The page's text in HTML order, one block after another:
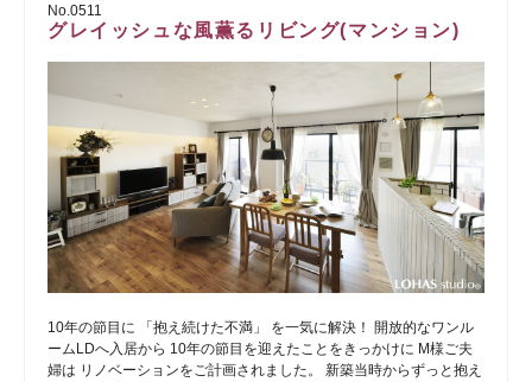
No.0511
グレイッシュな風薫るリビング(マンション)
10年の節目に 「抱え続けた不満」 を一気に解決！ 開放的なワンル
ームLDへ入居から 10年の節目を迎えたことをきっかけに M様ご夫
婦は リノベーションをご計画されました。 新築当時からずっと抱え